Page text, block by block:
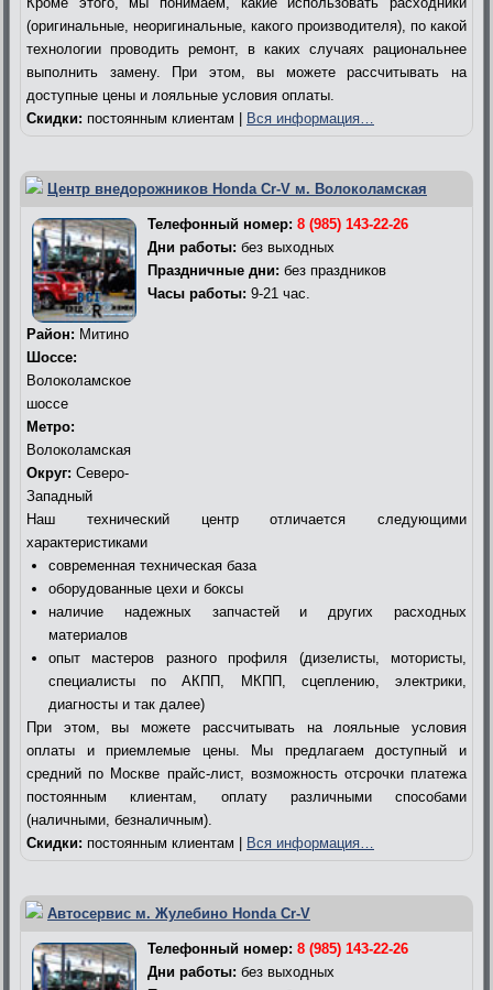
(оригинальные, неоригинальные, какого производителя), по какой
технологии проводить ремонт, в каких случаях рациональнее
выполнить замену. При этом, вы можете рассчитывать на
доступные цены и лояльные условия оплаты.
Скидки: постоянным клиентам | Вся информация…
Центр внедорожников Honda Cr-V м. Волоколамская
Телефонный номер: 8 (985) 143-22-26
Дни работы: без выходных
Праздничные дни: без праздников
Часы работы: 9-21 час.
Район: Митино
Шоссе:
Волоколамское
шоссе
Метро:
Волоколамская
Округ: Северо-
Западный
Наш технический центр отличается следующими
характеристиками
современная техническая база
оборудованные цехи и боксы
наличие надежных запчастей и других расходных
материалов
опыт мастеров разного профиля (дизелисты, мотористы,
специалисты по АКПП, МКПП, сцеплению, электрики,
диагносты и так далее)
При этом, вы можете рассчитывать на лояльные условия
оплаты и приемлемые цены. Мы предлагаем доступный и
средний по Москве прайс-лист, возможность отсрочки платежа
постоянным клиентам, оплату различными способами
(наличными, безналичным).
Скидки: постоянным клиентам | Вся информация…
Автосервис м. Жулебино Honda Cr-V
Телефонный номер: 8 (985) 143-22-26
Дни работы: без выходных